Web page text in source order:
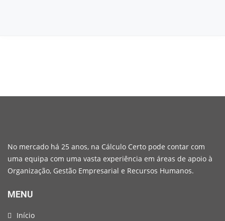
No mercado há 25 anos, na Cálculo Certo pode contar com
uma equipa com uma vasta experiência em áreas de apoio à
Organização, Gestão Empresarial e Recursos Humanos.
MENU
Início